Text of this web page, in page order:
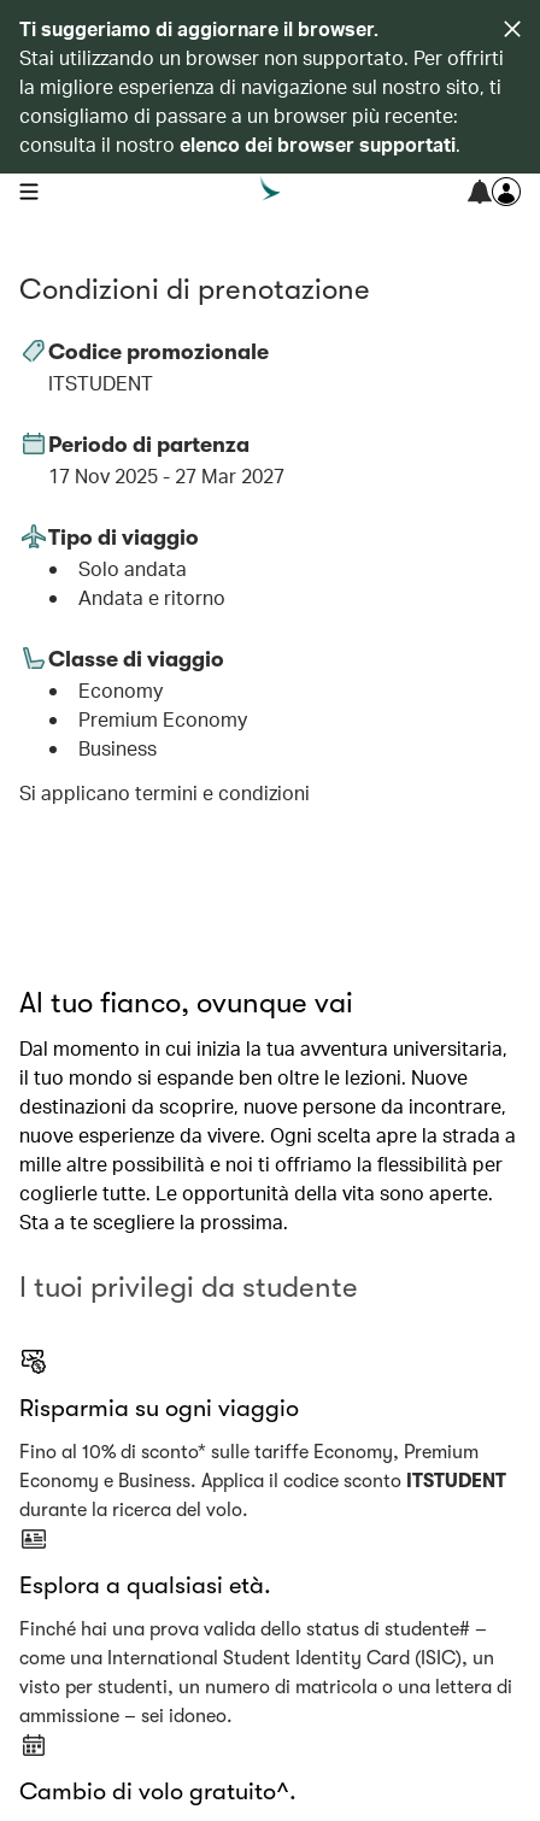
Ti suggeriamo di aggiornare il browser.
Stai utilizzando un browser non supportato. Per offrirti
la migliore esperienza di navigazione sul nostro sito, ti
consigliamo di passare a un browser più recente:
consulta il nostro elenco dei browser supportati.
open navigation menu
Condizioni di prenotazione
Codice promozionale
ITSTUDENT
Periodo di partenza
17 Nov 2025 - 27 Mar 2027
Tipo di viaggio
Solo andata
Andata e ritorno
Classe di viaggio
Economy
Premium Economy
Business
Si applicano termini e condizioni
Al tuo fianco, ovunque vai
Dal momento in cui inizia la tua avventura universitaria,
il tuo mondo si espande ben oltre le lezioni. Nuove
destinazioni da scoprire, nuove persone da incontrare,
nuove esperienze da vivere. Ogni scelta apre la strada a
mille altre possibilità e noi ti offriamo la flessibilità per
coglierle tutte. Le opportunità della vita sono aperte.
Sta a te scegliere la prossima.
I tuoi privilegi da studente
Risparmia su ogni viaggio
Fino al 10% di sconto* sulle tariffe Economy, Premium
Economy e Business. Applica il codice sconto ITSTUDENT
durante la ricerca del volo.
Esplora a qualsiasi età.
Finché hai una prova valida dello status di studente# –
come una International Student Identity Card (ISIC), un
visto per studenti, un numero di matricola o una lettera di
ammissione – sei idoneo.
Cambio di volo gratuito^.